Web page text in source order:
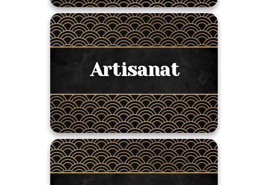
Artisanat